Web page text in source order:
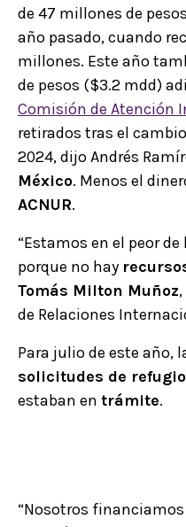
de 47 millones de
año pasado, cuando
millones. Este año
de pesos ($3.2 mdd)
Comisión de Atención
retirados tras el
2024, dijo Andrés
México. Menos el
ACNUR.
“Estamos en el peor
porque no hay
Tomás Milton Muñoz,
de Relaciones
Para julio de este año,
solicitudes de refugio
estaban en trámite.
“Nosotros